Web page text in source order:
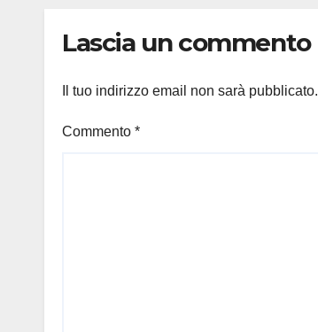
Lascia un commento
Il tuo indirizzo email non sarà pubblicato.
Commento *